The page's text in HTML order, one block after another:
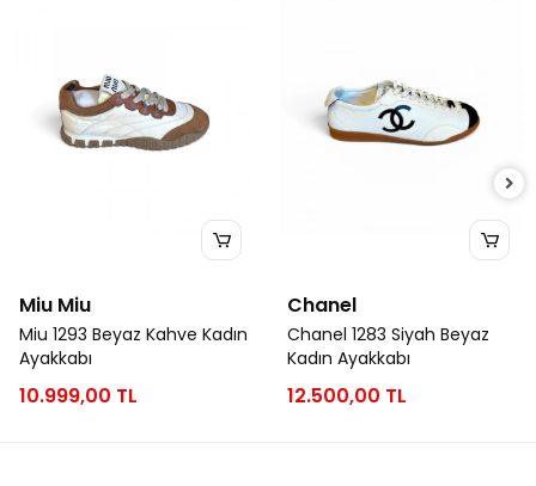
Miu Miu
Miu 1293 Beyaz Kahve Kadın
Ayakkabı
10.999,00 TL
Chanel
Chanel 1283 Siyah Beyaz
Kadın Ayakkabı
12.500,00 TL